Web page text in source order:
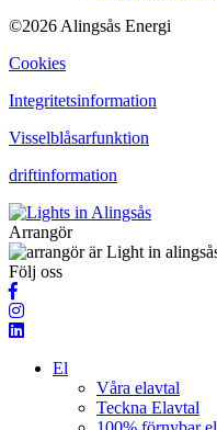
©2026 Alingsås Energi
Cookies
Integritetsinformation
Visselblåsarfunktion
driftinformation
Arrangör
Följ oss
El
Våra elavtal
Teckna Elavtal